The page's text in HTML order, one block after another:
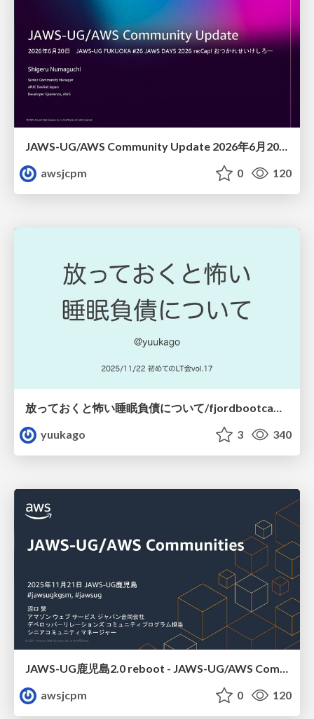
JAWS-UG/AWS Community Update 2026年6月20日JAWS-UG FUKUOKA #26 JAWS DAYS 2026 re:Cap! おつかれせいけしろー
awsjcpm
0 120
yuukago
3 340
JAWS-UG鹿児島2.0 reboot - JAWS-UG/AWS Communitiesのご紹介
awsjcpm
0 120